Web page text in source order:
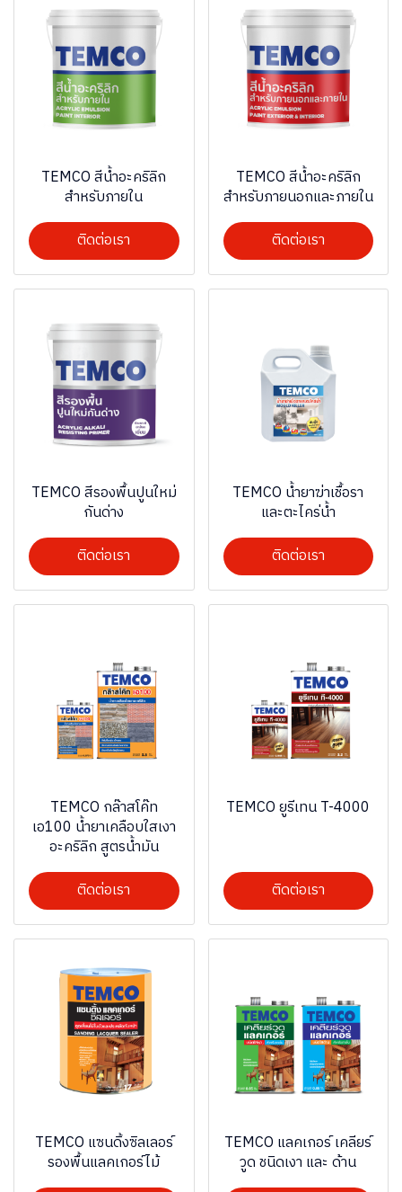
TEMCO สีน้ำอะคริลิก
สำหรับภายใน
ติดต่อเรา
TEMCO สีน้ำอะคริลิก
สำหรับภายนอกและภายใน
ติดต่อเรา
TEMCO สีรองพื้นปูนใหม่
กันด่าง
ติดต่อเรา
TEMCO น้ำยาฆ่าเชื้อรา
และตะไคร่น้ำ
ติดต่อเรา
TEMCO กล๊าสโค๊ท
เอ100 น้ำยาเคลือบใสเงา
อะคริลิก สูตรน้ำมัน
ติดต่อเรา
TEMCO ยูรีเทน T-4000
ติดต่อเรา
TEMCO แซนดิ้งซิลเลอร์
รองพื้นแลคเกอร์ไม้
TEMCO แลคเกอร์ เคลียร์
วูด ชนิดเงา และ ด้าน